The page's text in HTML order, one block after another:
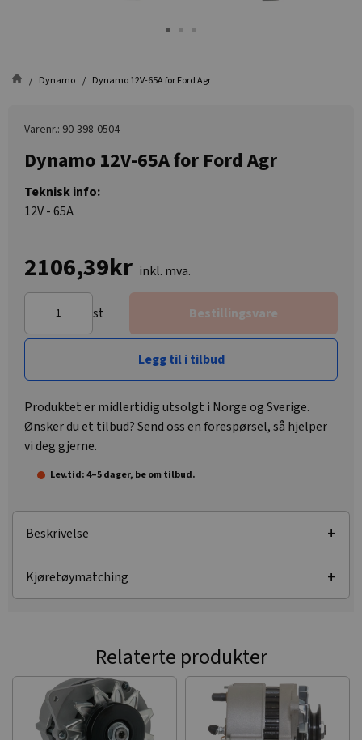
Dynamo Dynamo 12V-65A for Ford Agr
Varenr.: 90-398-0504
Dynamo 12V-65A for Ford Agr
Teknisk info:
12V - 65A
2106,39kr inkl. mva.
st Bestillingsvare
Legg til i tilbud
Produktet er midlertidig utsolgt i Norge og Sverige.
Ønsker du et tilbud? Send oss en forespørsel, så hjelper
vi deg gjerne.
Lev.tid: 4–5 dager, be om tilbud.
Beskrivelse
Kjøretøymatching
Relaterte produkter